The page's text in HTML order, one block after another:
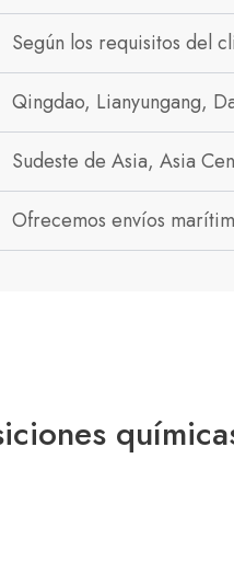
Según los requisitos del
Qingdao, Lianyungang,
Sudeste de Asia, Asia
Ofrecemos envíos